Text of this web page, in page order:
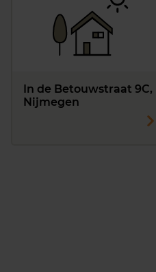
In de Betouwstraat 9C,
Nijmegen